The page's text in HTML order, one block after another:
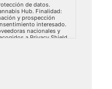
de datos.
Hub. Finalidad:
y prospección
interesado.
nacionales y
a Privacy Shield.
explica en la
y detallada sobre